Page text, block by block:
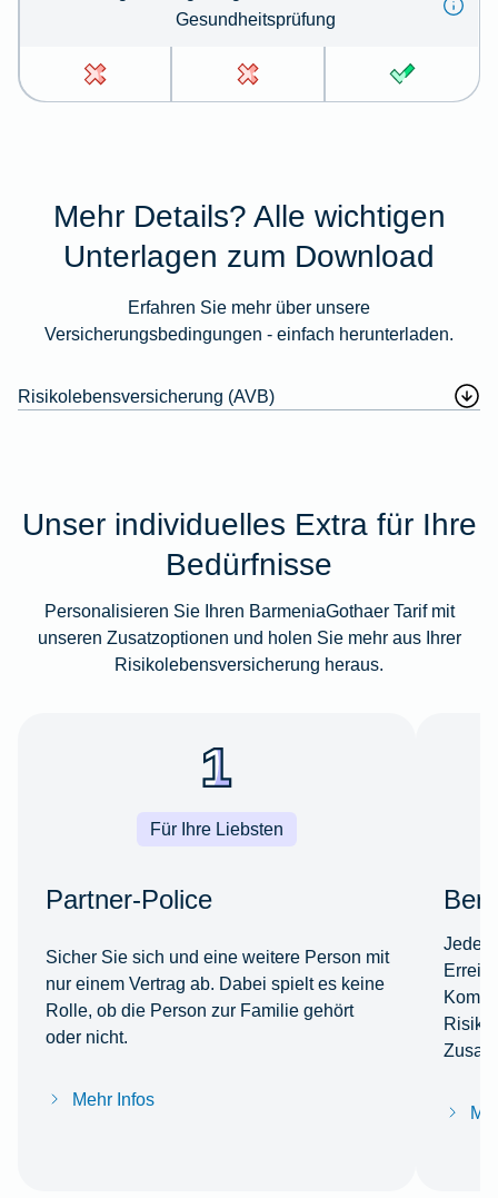
Gesundheitsprüfung
Mehr Details? Alle wichtigen
Unterlagen zum Download
Erfahren Sie mehr über unsere
Versicherungsbedingungen - einfach herunterladen.
Risikolebensversicherung (AVB)
Unser individuelles Extra für Ihre
Bedürfnisse
Personalisieren Sie Ihren BarmeniaGothaer Tarif mit
unseren Zusatzoptionen und holen Sie mehr aus Ihrer
Risikolebensversicherung heraus.
Für Ihre Liebsten
Partner-Police
Sicher Sie sich und eine weitere Person mit
nur einem Vertrag ab. Dabei spielt es keine
Rolle, ob die Person zur Familie gehört
oder nicht.
Mehr Infos